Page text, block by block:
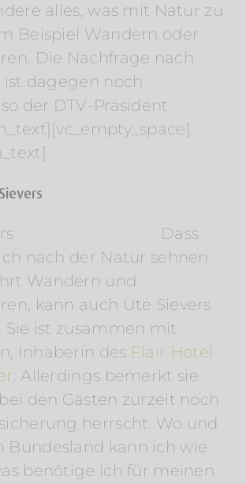
alles, was mit Natur zu
Beispiel Wandern oder
Die Nachfrage nach
dagegen noch
der DTV-Präsident.
Dass
nach der Natur sehnen
Wandern und
kann auch Ute Sievers
Sie ist zusammen mit
Inhaberin des Flair Hotel
. Allerdings bemerkt sie
den Gästen zurzeit noch
herrscht. Wo und
Bundesland kann ich wie
benötige ich für meinen